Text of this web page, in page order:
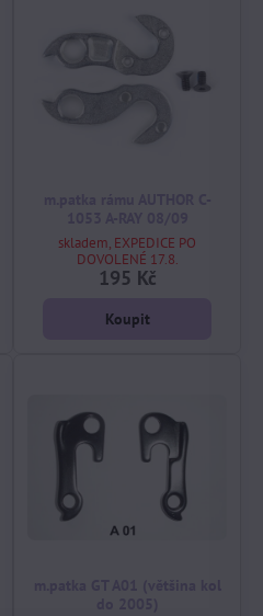
skladem, EXPEDICE PO
DOVOLENÉ 17.8.
195 Kč
Koupit